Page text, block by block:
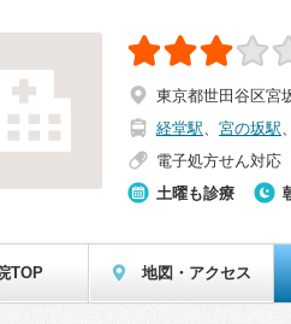
東京都世田谷区宮
経堂駅、 宮の坂駅、
電子処方せん対応
土曜も診療
TOP 地図・アクセス